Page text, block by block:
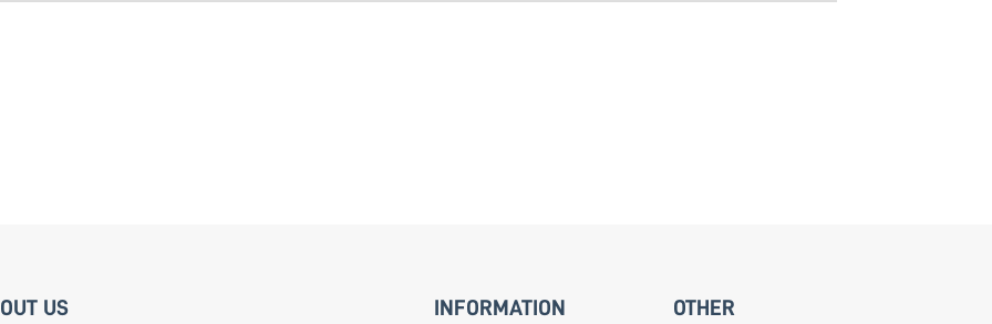
US INFORMATION OTHER